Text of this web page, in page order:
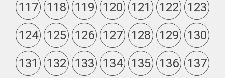
117
118 119 120 121 122
123
124
125 126 127 128 129
130
131
132 133 134 135 136
137